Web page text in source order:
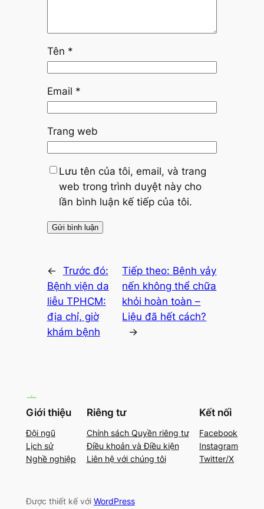
Tên *
Email *
Trang web
Lưu tên của tôi, email, và trang
web trong trình duyệt này cho
lần bình luận kế tiếp của tôi.
← Trước đó:
Bệnh viện da
liễu TPHCM:
địa chỉ, giờ
khám bệnh
Tiếp theo: Bệnh vảy
nến không thể chữa
khỏi hoàn toàn –
Liệu đã hết cách?
→
Giới thiệu
Đội ngũ
Lịch sử
Nghề nghiệp
Riêng tư
Chính sách Quyền riêng tư
Điều khoản và Điều kiện
Liên hệ với chúng tôi
Kết nối
Facebook
Instagram
Twitter/X
Được thiết kế với WordPress